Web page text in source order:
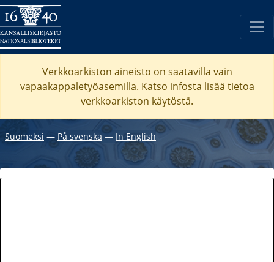
Verkkoarkiston aineisto on saatavilla vain
vapaakappaletyöasemilla. Katso infosta lisää tietoa
verkkoarkiston käytöstä.
Suomeksi ― På svenska― In English